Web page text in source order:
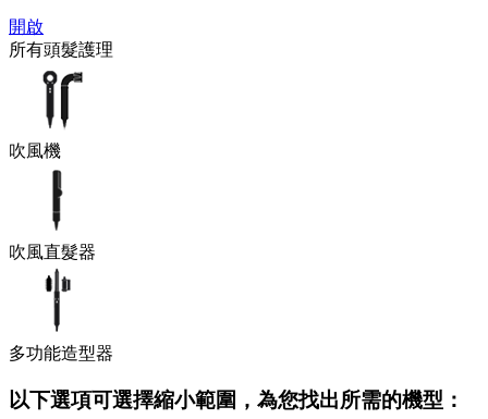
開啟
所有頭髮護理
吹風機
吹風直髮器
多功能造型器
以下選項可選擇縮小範圍，為您找出所需的機型：